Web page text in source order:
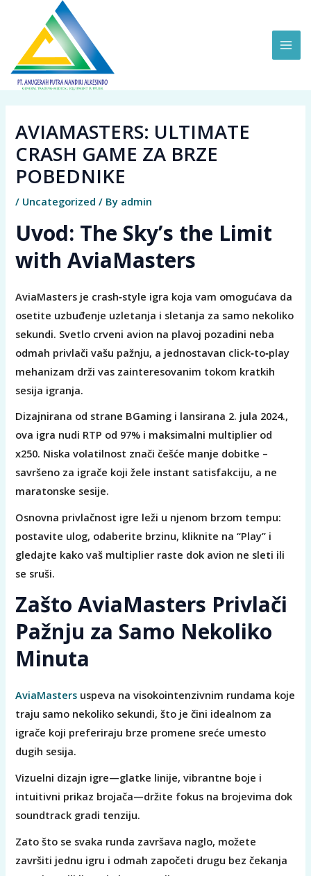
content
AVIAMASTERS: ULTIMATE
CRASH GAME ZA BRZE
POBEDNIKE
/ Uncategorized / By admin
Uvod: The Sky’s the Limit
with AviaMasters
AviaMasters je crash‑style igra koja vam omogućava da
osetite uzbuđenje uzletanja i sletanja za samo nekoliko
sekundi. Svetlo crveni avion na plavoj pozadini neba
odmah privlači vašu pažnju, a jednostavan click‑to‑play
mehanizam drži vas zainteresovanim tokom kratkih
sesija igranja.
Dizajnirana od strane BGaming i lansirana 2. jula 2024.,
ova igra nudi RTP od 97% i maksimalni multiplier od
x250. Niska volatilnost znači češće manje dobitke –
savršeno za igrače koji žele instant satisfakciju, a ne
maratonske sesije.
Osnovna privlačnost igre leži u njenom brzom tempu:
postavite ulog, odaberite brzinu, kliknite na “Play” i
gledajte kako vaš multiplier raste dok avion ne sleti ili
se sruši.
Zašto AviaMasters Privlači
Pažnju za Samo Nekoliko
Minuta
AviaMasters uspeva na visokointenzivnim rundama koje
traju samo nekoliko sekundi, što je čini idealnom za
igrače koji preferiraju brze promene sreće umesto
dugih sesija.
Vizuelni dizajn igre—glatke linije, vibrantne boje i
intuitivni prikaz brojača—držite fokus na brojevima dok
soundtrack gradi tenziju.
Zato što se svaka runda završava naglo, možete
završiti jednu igru i odmah započeti drugu bez čekanja